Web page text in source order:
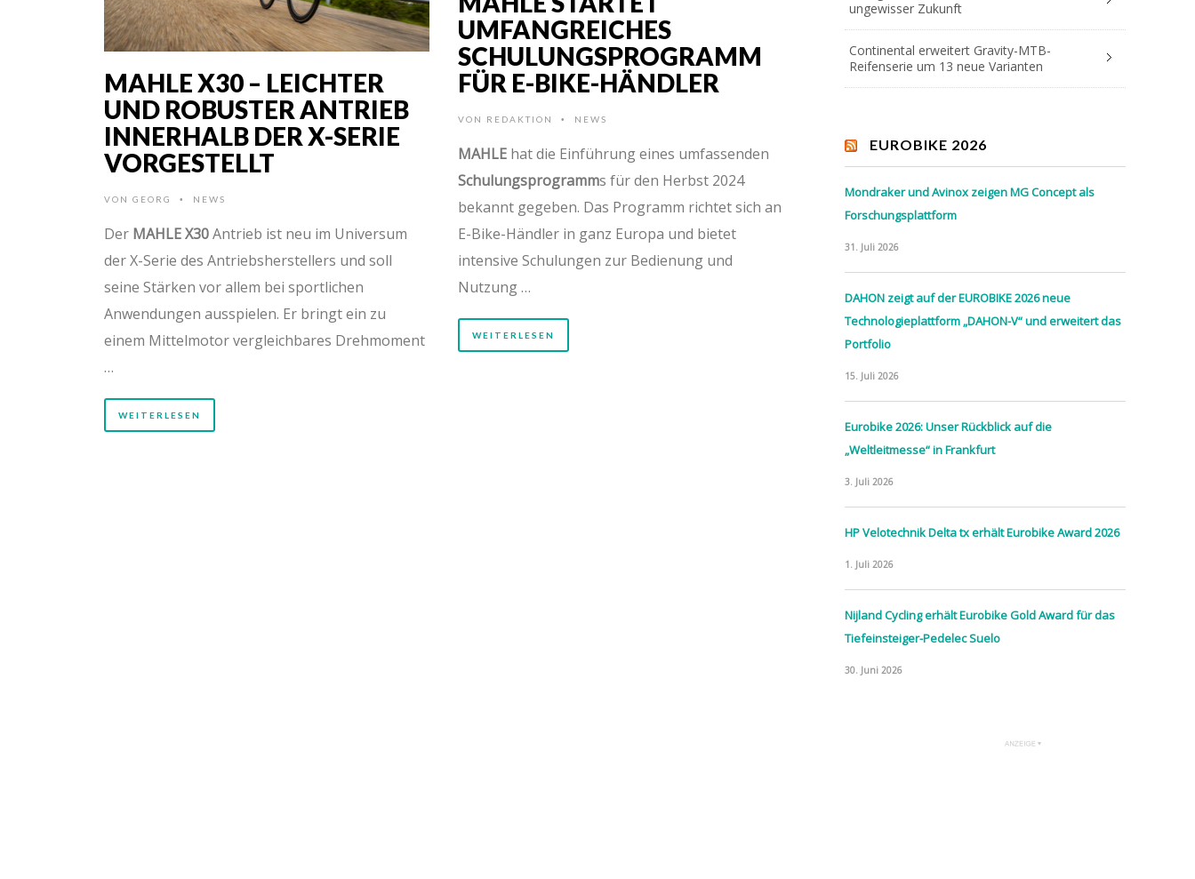
UMFANGREICHES
SCHULUNGSPROGRAMM
FÜR E-BIKE-HÄNDLER
VON REDAKTION • NEWS
MAHLE hat die Einführung eines umfassenden
Schulungsprogramms für den Herbst 2024
bekannt gegeben. Das Programm richtet sich an
E-Bike-Händler in ganz Europa und bietet
intensive Schulungen zur Bedienung und
Nutzung …
WEITERLESEN
MAHLE X30 – LEICHTER
UND ROBUSTER ANTRIEB
INNERHALB DER X-SERIE
VORGESTELLT
VON GEORG • NEWS
Der MAHLE X30Antrieb ist neu im Universum
der X-Serie des Antriebsherstellers und soll
seine Stärken vor allem bei sportlichen
Anwendungen ausspielen. Er bringt ein zu
einem Mittelmotor vergleichbares Drehmoment
…
WEITERLESEN
ungewisser Zukunft
Continental erweitert Gravity-MTB-
Reifenserie um 13 neue Varianten
EUROBIKE 2026
Mondraker und Avinox zeigen MG Concept als
Forschungsplattform
31. Juli 2026
DAHON zeigt auf der EUROBIKE 2026 neue
Technologieplattform „DAHON-V“ und erweitert das
Portfolio
15. Juli 2026
Eurobike 2026: Unser Rückblick auf die
„Weltleitmesse“ in Frankfurt
3. Juli 2026
HP Velotechnik Delta tx erhält Eurobike Award 2026
1. Juli 2026
Nijland Cycling erhält Eurobike Gold Award für das
Tiefeinsteiger-Pedelec Suelo
30. Juni 2026